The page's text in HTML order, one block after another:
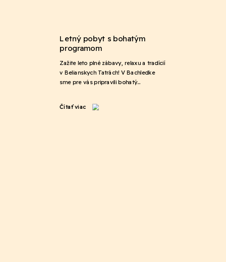
Letný pobyt s bohatým
programom
Zažite leto plné zábavy, relaxu a tradícií
v Belianskych Tatrách! V Bachledke
sme pre vás pripravili bohatý…
Čítať viac